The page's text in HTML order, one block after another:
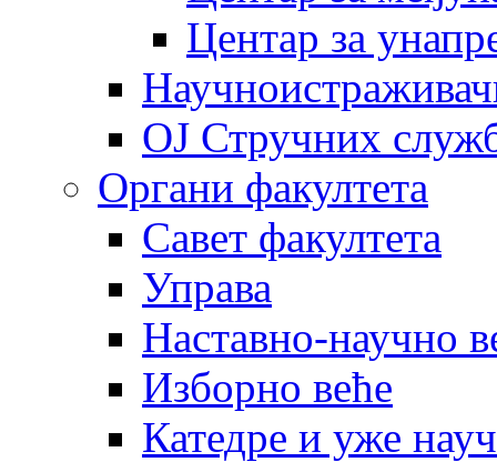
Центар за
OJ Стручних
Органи факултета
Савет факултета
Управа
Наставно-научно
Изборно веће
Катедре и уже